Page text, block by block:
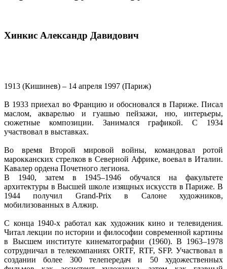
Хинкис Александр Давидович
1913 (Кишинев) – 14 апреля 1997 (Париж)
В 1933 приехал во Францию и обосновался в Париже. Писал
маслом, акварелью и гуашью пейзажи, ню, интерьеры,
сюжетные композиции. Занимался графикой. С 1934
участвовал в выставках.
Во время Второй мировой войны, командовал ротой
марокканских стрелков в Северной Африке, воевал в Италии.
Кавалер ордена Почетного легиона.
В 1940, затем в 1945–1946 обучался на факультете
архитектуры в Высшей школе изящных искусств в Париже. В
1944 получил Grand-Prix в Салоне художников,
мобилизованных в Алжир.
С конца 1940-х работал как художник кино и телевидения.
Читал лекции по истории и философии современной картины
в Высшем институте кинематографии (1960). В 1963–1978
сотрудничал в телекомпаниях ORTF, RTF, SFP. Участвовал в
создании более 300 телепередач и 50 художественных